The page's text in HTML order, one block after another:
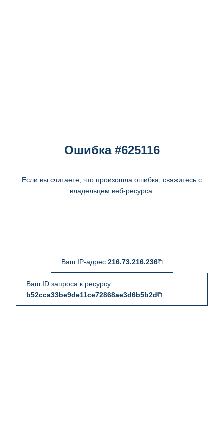
Ошибка #625116
Если вы считаете, что произошла ошибка, свяжитесь с
владельцем веб-ресурса.
Ваш IP-адрес:216.73.216.236
Ваш ID запроса к ресурсу:
b52cca33be9de11ce72868ae3d6b5b2d